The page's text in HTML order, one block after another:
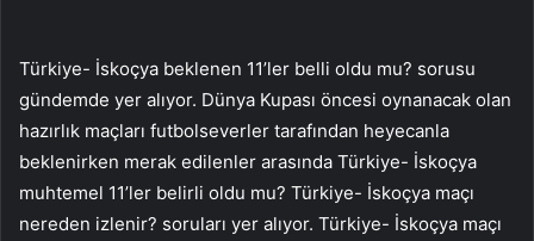
Türkiye- İskoçya beklenen 11’ler belli oldu mu? sorusu
gündemde yer alıyor. Dünya Kupası öncesi oynanacak olan
hazırlık maçları futbolseverler tarafından heyecanla
beklenirken merak edilenler arasında Türkiye- İskoçya
muhtemel 11’ler belirli oldu mu? Türkiye- İskoçya maçı
nereden izlenir? soruları yer alıyor. Türkiye- İskoçya maçı